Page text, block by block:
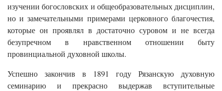
изучении богословских и общеобразовательных дисциплин,
но и замечательными примерами церковного благочестия,
которые он проявлял в достаточно суровом и не всегда
безупречном в нравственном отношении быту
провинциальной духовной школы.
Успешно закончив в 1891 году Рязанскую духовную
семинарию и прекрасно выдержав вступительные